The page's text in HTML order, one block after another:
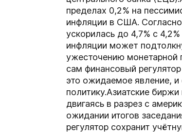
пределах 0,2% на
инфляции в США.
ускорилась до 4,7% с
инфляции может
ужесточению монетарной
сам финансовый
это ожидаемое явление,
политику.Азиатские
двигаясь в разрез с
ожидании итогов
регулятор сохранит